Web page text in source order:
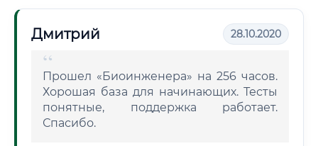
Дмитрий 28.10.2020
Прошел «Биоинженера» на 256 часов.
Хорошая база для начинающих. Тесты
понятные, поддержка работает.
Спасибо.